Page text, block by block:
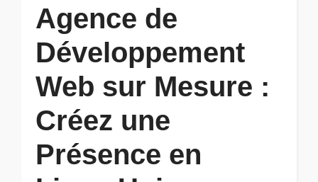
Agence de
Développement
Web sur Mesure :
Créez une
Présence en